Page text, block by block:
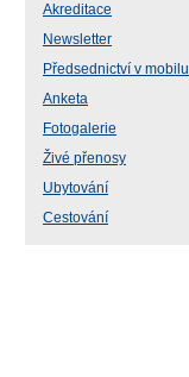
Akreditace
Newsletter
Předsednictví v mobilu
Anketa
Fotogalerie
Živé přenosy
Ubytování
Cestování